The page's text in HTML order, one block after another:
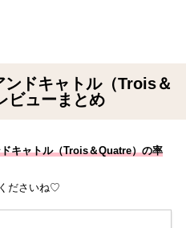
ドキャトル（Trois＆
ビューまとめ
キャトル（Trois＆Quatre）の率
ださいね♡